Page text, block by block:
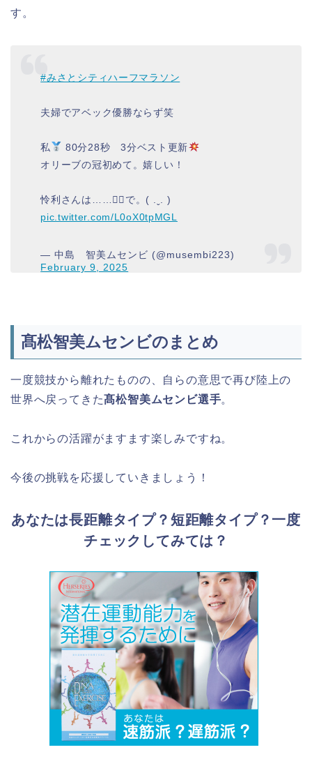
す。
#みさとシティハーフマラソン
夫婦でアベック優勝ならず笑
私
80分28秒 3分ベスト更新
オリーブの冠初めて。嬉しい！
怜利さんは……▸⃞で。( .ˬ. )
pic.twitter.com/L0oX0tpMGL
— 中島 智美ムセンビ (@musembi223)
February 9, 2025
髙松智美ムセンビのまとめ
一度競技から離れたものの、自らの意思で再び陸上の
世界へ戻ってきた髙松智美ムセンビ選手。
これからの活躍がますます楽しみですね。
今後の挑戦を応援していきましょう！
あなたは長距離タイプ？短距離タイプ？一度
チェックしてみては？